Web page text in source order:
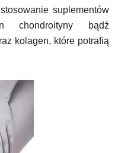
suplementów
chondroityny bądź
kolagen, które potrafią